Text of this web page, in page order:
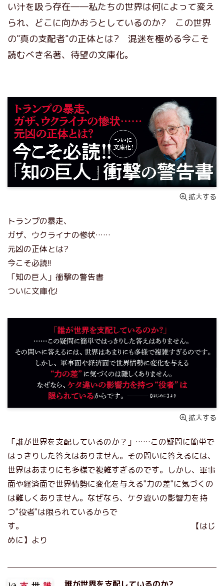
い汁を吸う存在――私たちの世界は何によって変え
られ、どこに向かおうとしているのか? この世界
の"真の支配者"の正体とは? 混迷を極める今こそ
読むべき名著、待望の文庫化。
拡大する
トランプの暴走、
ガザ、ウクライナの惨状……
元凶の正体とは?
今こそ必読!!
「知の巨人」衝撃の警告書
ついに文庫化!
拡大する
「誰が世界を支配しているのか？」……この疑問に簡単で
はっきりした答えはありません。その問いに答えるには、
世界はあまりにも多様で複雑すぎるのです。しかし、軍事
面や経済面で世界情勢に変化を与える"力の差"に気づくの
は難しくありません。なぜなら、ケタ違いの影響力を持
つ"役者"は限られているからで
す。 【はじ
めに】より